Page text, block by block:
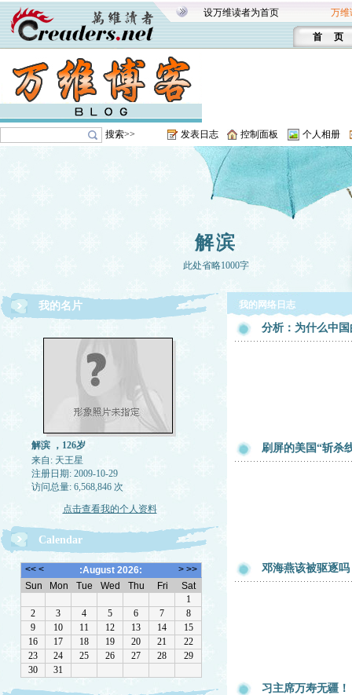
设万维读者为首页 万维
首 页
搜索>> 发表日志 控制面板 个人相册
解滨
此处省略1000字
我的名片
解滨 ，126岁
来自: 天王星
注册日期: 2009-10-29
访问总量: 6,568,846 次
点击查看我的个人资料
Calendar
我的网络日志
分析：为什么中
刷屏的美国“斩杀
邓海燕该被驱逐
习主席万寿无疆！